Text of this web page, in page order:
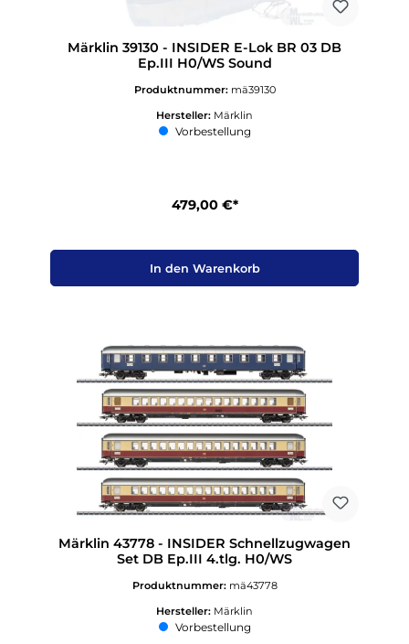
Märklin 39130 - INSIDER E-Lok BR 03 DB
Ep.III H0/WS Sound
Produktnummer: mä39130
Hersteller: Märklin
Vorbestellung
479,00 €*
In den Warenkorb
Märklin 43778 - INSIDER Schnellzugwagen
Set DB Ep.III 4.tlg. H0/WS
Produktnummer: mä43778
Hersteller: Märklin
Vorbestellung